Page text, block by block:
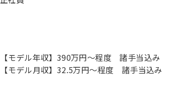
【モデル年収】390万円〜程度 諸手当込み
【モデル月収】32.5万円〜程度 諸手当込み